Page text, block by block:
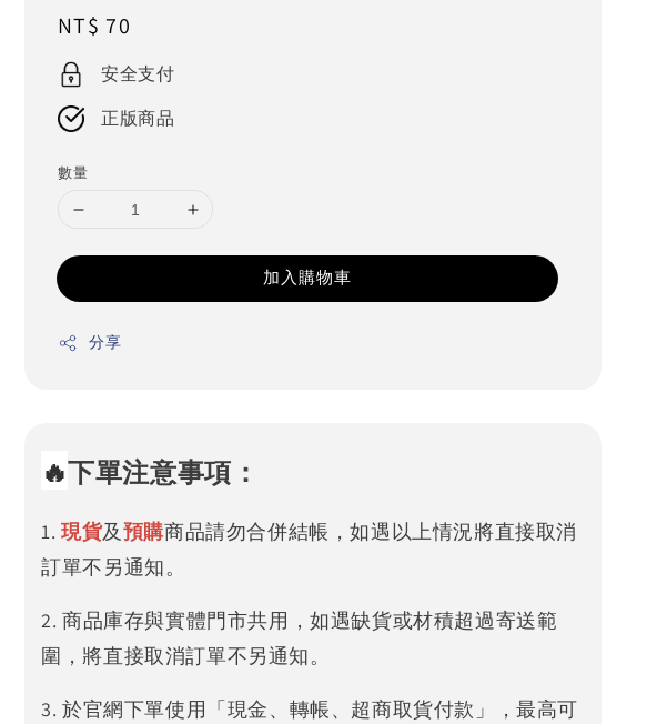
Regular
price
NT$ 70
安全支付
正版商品
數量
加入購物車
分享
🔥下單注意事項：
1. 現貨及預購商品請勿合併結帳，如遇以上情況將直接取消
訂單不另通知。
2. 商品庫存與實體門市共用，如遇缺貨或材積超過寄送範
圍，將直接取消訂單不另通知。
3. 於官網下單使用「現金、轉帳、超商取貨付款」，最高可